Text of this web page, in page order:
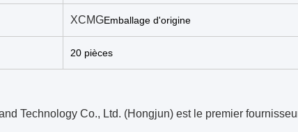
XCMGEmballage d'origine
20 pièces
Technology Co., Ltd. (Hongjun) est le premier